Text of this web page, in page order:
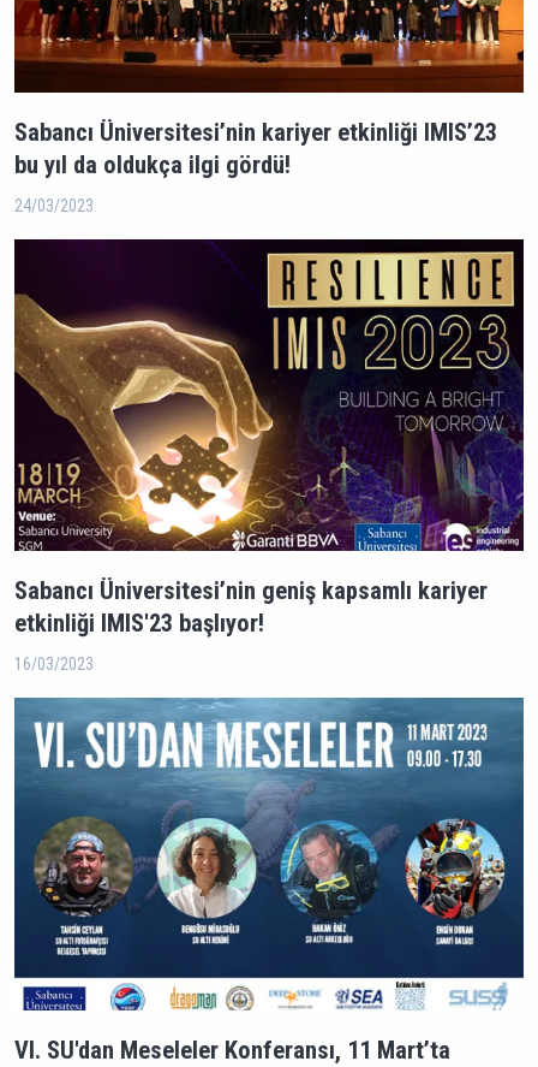
Sabancı Üniversitesi’nin kariyer etkinliği IMIS’23
bu yıl da oldukça ilgi gördü!
24/03/2023
Sabancı Üniversitesi’nin geniş kapsamlı kariyer
etkinliği IMIS'23 başlıyor!
16/03/2023
VI. SU'dan Meseleler Konferansı, 11 Mart’ta